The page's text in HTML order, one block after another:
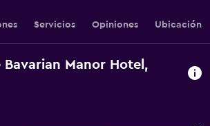
Servicios Opiniones Ubicación
Bavarian Manor Hotel,